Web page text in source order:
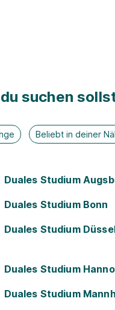
suchen
Beliebt in deiner
Duales Studium
Duales Studium Bonn
Duales Studium
Duales Studium
Duales Studium